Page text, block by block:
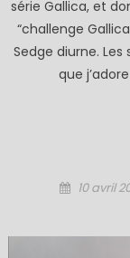
série Gallica, et
“challenge
Sedge diurne.
que
Posted
10 avril